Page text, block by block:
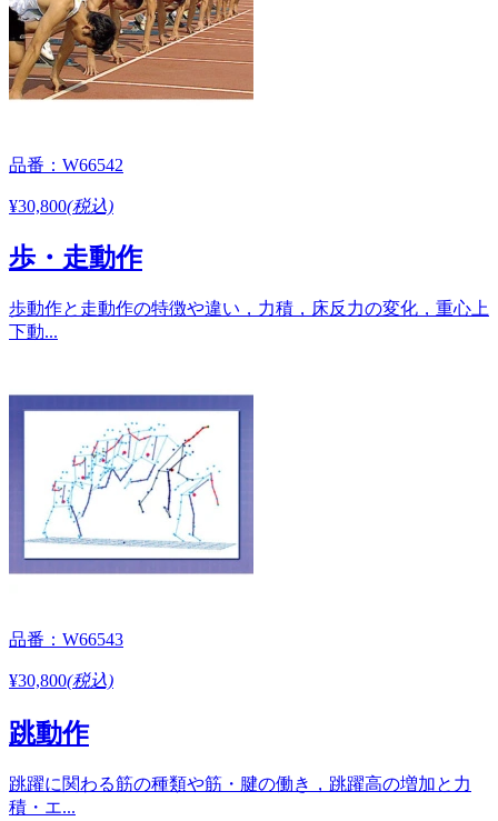
品番：W66542
¥30,800(税込)
歩・走動作
歩動作と走動作の特徴や違い，力積，床反力の変化，重心上
下動...
品番：W66543
¥30,800(税込)
跳動作
跳躍に関わる筋の種類や筋・腱の働き，跳躍高の増加と力
積・エ...